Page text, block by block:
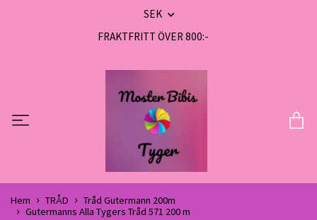
SEK
FRAKTFRITT ÖVER 800:-
Hem TRÅD
Tråd Gutermann 200m
Gutermanns Alla Tygers Tråd 571 200 m